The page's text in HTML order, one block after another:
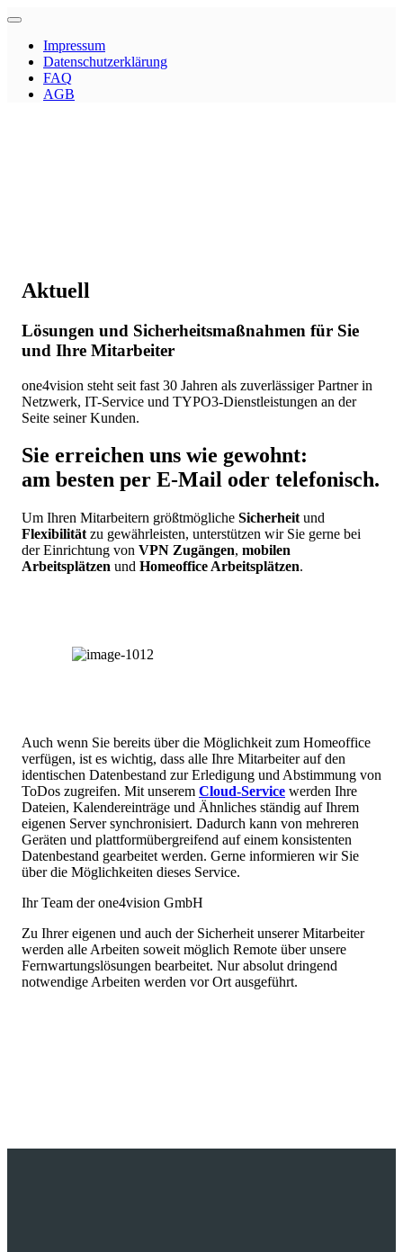
Impressum
Datenschutzerklärung
FAQ
AGB
Aktuell
Lösungen und Sicherheitsmaßnahmen für Sie
und Ihre Mitarbeiter
one4vision steht seit fast 30 Jahren als zuverlässiger Partner in
Netzwerk, IT-Service und TYPO3-Dienstleistungen an der
Seite seiner Kunden.
Sie erreichen uns wie gewohnt:
am besten per E-Mail oder telefonisch.
Um Ihren Mitarbeitern größtmögliche Sicherheit und
Flexibilität zu gewährleisten, unterstützen wir Sie gerne bei
der Einrichtung von VPN Zugängen, mobilen
Arbeitsplätzen und Homeoffice Arbeitsplätzen.
Auch wenn Sie bereits über die Möglichkeit zum Homeoffice
verfügen, ist es wichtig, dass alle Ihre Mitarbeiter auf den
identischen Datenbestand zur Erledigung und Abstimmung von
ToDos zugreifen. Mit unserem Cloud-Service werden Ihre
Dateien, Kalendereinträge und Ähnliches ständig auf Ihrem
eigenen Server synchronisiert. Dadurch kann von mehreren
Geräten und plattformübergreifend auf einem konsistenten
Datenbestand gearbeitet werden. Gerne informieren wir Sie
über die Möglichkeiten dieses Service.
Ihr Team der one4vision GmbH
Zu Ihrer eigenen und auch der Sicherheit unserer Mitarbeiter
werden alle Arbeiten soweit möglich Remote über unsere
Fernwartungslösungen bearbeitet. Nur absolut dringend
notwendige Arbeiten werden vor Ort ausgeführt.